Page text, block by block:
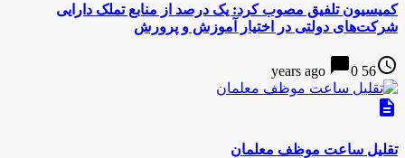
کمیسیون تلفیق مصوب کرد: یک درصد از منابع تملک دارایی
شرکت‌های دولتی در اختیار آموزش و پرورش
access_time
56 years ago
chat_bubble0
description
تقلیل ساعت موظف معلمان